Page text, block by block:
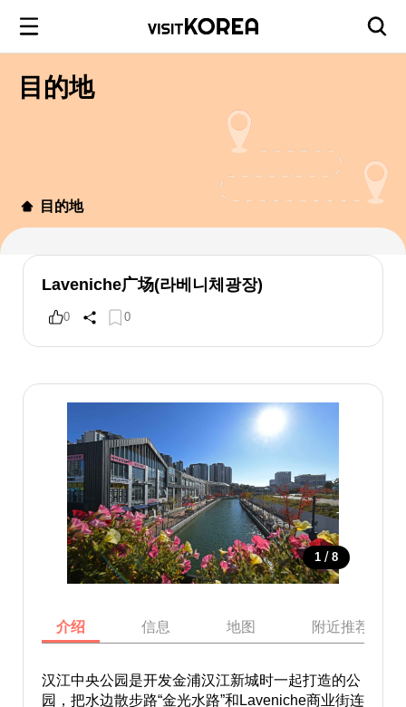
目的地
目的地
Laveniche广场(라베니체광장)
0 0
1 / 8
介绍 信息 地图 附近推荐景点
汉江中央公园是开发金浦汉江新城时一起打造的公
园，把水边散步路“金光水路”和Laveniche商业街连